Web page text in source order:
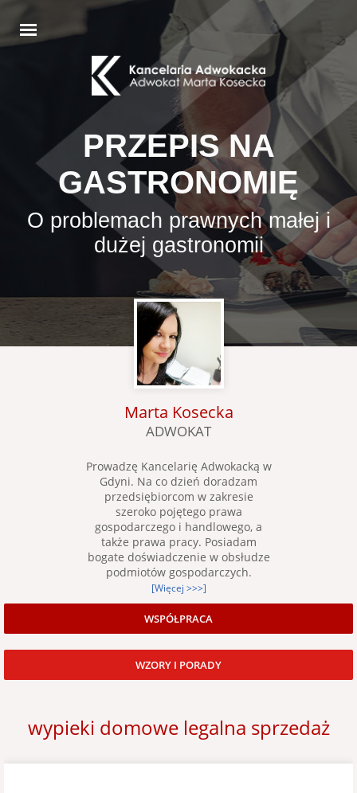
PRZEPIS NA
GASTRONOMIĘ
O problemach prawnych małej i
dużej gastronomii
Marta Kosecka
ADWOKAT
Prowadzę Kancelarię Adwokacką w
Gdyni. Na co dzień doradzam
przedsiębiorcom w zakresie
szeroko pojętego prawa
gospodarczego i handlowego, a
także prawa pracy. Posiadam
bogate doświadczenie w obsłudze
podmiotów gospodarczych.
[Więcej >>>]
WSPÓŁPRACA
WZORY I PORADY
wypieki domowe legalna sprzedaż